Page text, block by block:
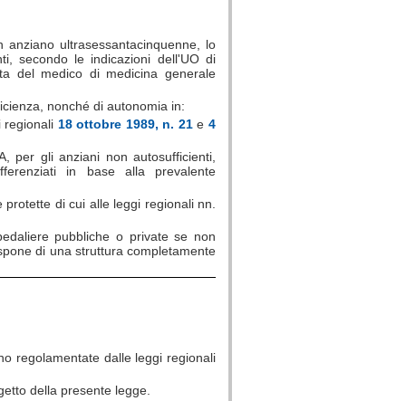
ultrasessantacinquenne, lo
secondo le indicazioni dell'UO di
del medico di medicina generale
nonché di autonomia in:
regionali 18 ottobre 1989, n. 21e4
per gli anziani non autosufficienti,
in base alla prevalente
di cui alle leggi regionali nn.
pubbliche o private se non
di una struttura completamente
regolamentate dalle leggi regionali
della presente legge.